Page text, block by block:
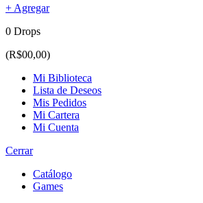
+ Agregar
0 Drops
(R$00,00)
Mi Biblioteca
Lista de Deseos
Mis Pedidos
Mi Cartera
Mi Cuenta
Cerrar
Catálogo
Games